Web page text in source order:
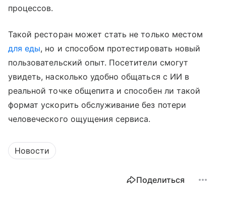
процессов.
Такой ресторан может стать не только местом
для еды, но и способом протестировать новый
пользовательский опыт. Посетители смогут
увидеть, насколько удобно общаться с ИИ в
реальной точке общепита и способен ли такой
формат ускорить обслуживание без потери
человеческого ощущения сервиса.
Новости
Поделиться